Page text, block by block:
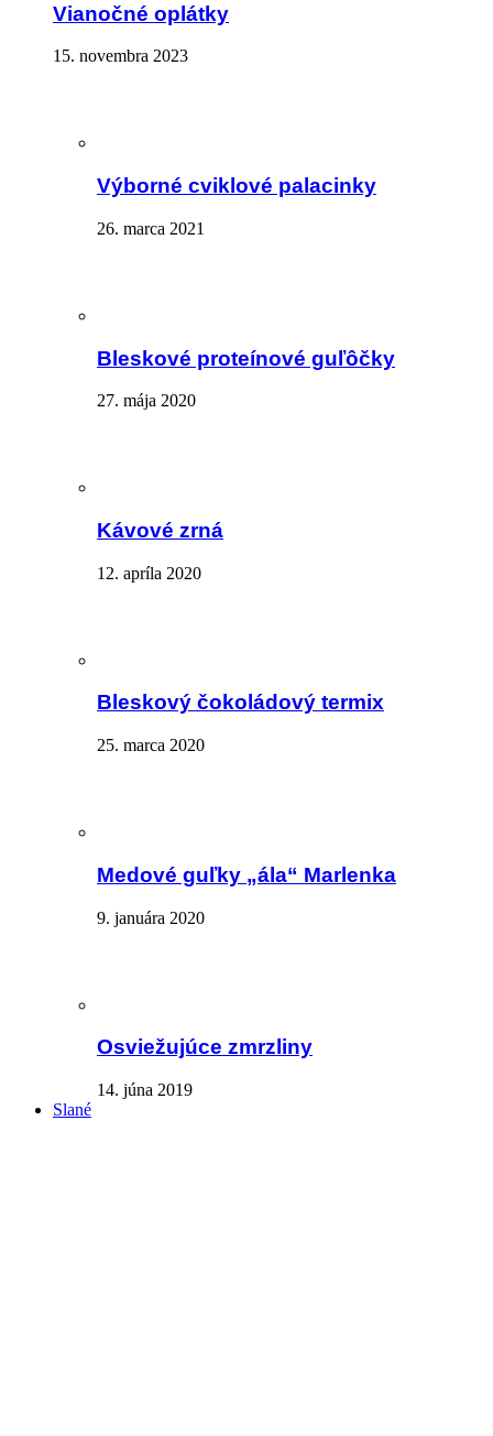
Vianočné oplátky
15. novembra 2023
Výborné cviklové palacinky
26. marca 2021
Bleskové proteínové guľôčky
27. mája 2020
Kávové zrná
12. apríla 2020
Bleskový čokoládový termix
25. marca 2020
Medové guľky „ála“ Marlenka
9. januára 2020
Osviežujúce zmrzliny
14. júna 2019
Slané